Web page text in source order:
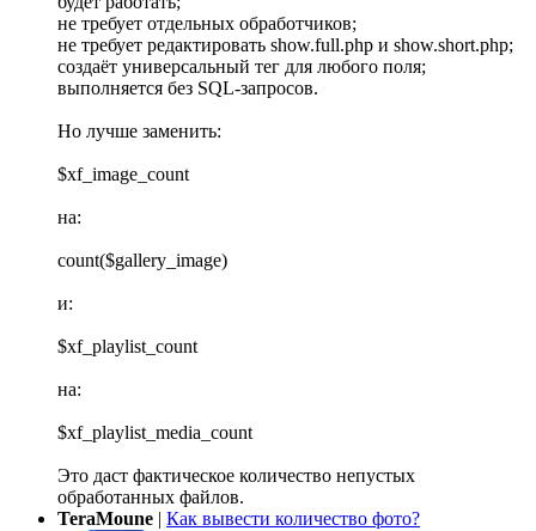
не требует отдельных обработчиков;
не требует редактировать show.full.php и show.short.php;
создаёт универсальный тег для любого поля;
выполняется без SQL-запросов.
Но лучше заменить:
$xf_image_count
на:
count($gallery_image)
и:
$xf_playlist_count
на:
$xf_playlist_media_count
Это даст фактическое количество непустых
обработанных файлов.
TeraMoune | Как вывести количество фото?